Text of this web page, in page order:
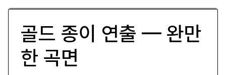
골드 종이 연출 — 완만
한 곡면